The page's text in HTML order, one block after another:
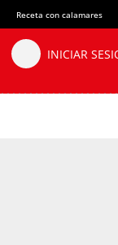
Receta con calamares